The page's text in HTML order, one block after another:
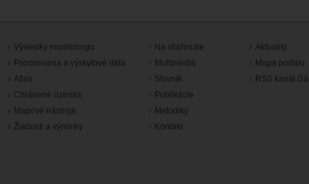
Výsledky monitoringu
Pozorovania a výskytové dáta
Atlas
Chránené územia
Mapové nástroje
Žiadosti a výnimky
Na stiahnutie
Multimédiá
Slovník
Publikácie
Metodiky
Kontakt
Aktuality
Mapa portálu
RSS kanál